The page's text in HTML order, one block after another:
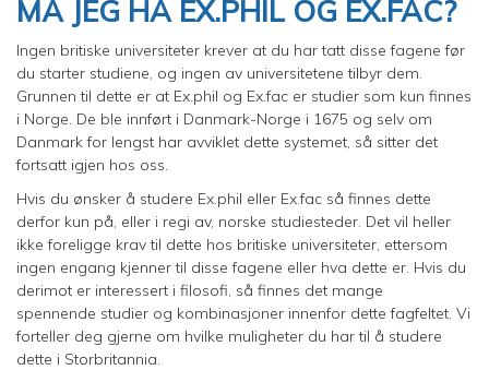
MÅ JEG HA EX.PHIL OG EX.FAC?
Ingen britiske universiteter krever at du har tatt disse fagene før
du starter studiene, og ingen av universitetene tilbyr dem.
Grunnen til dette er at Ex.phil og Ex.fac er studier som kun finnes
i Norge. De ble innført i Danmark-Norge i 1675 og selv om
Danmark for lengst har avviklet dette systemet, så sitter det
fortsatt igjen hos oss.
Hvis du ønsker å studere Ex.phil eller Ex.fac så finnes dette
derfor kun på, eller i regi av, norske studiesteder. Det vil heller
ikke foreligge krav til dette hos britiske universiteter, ettersom
ingen engang kjenner til disse fagene eller hva dette er. Hvis du
derimot er interessert i filosofi, så finnes det mange
spennende studier og kombinasjoner innenfor dette fagfeltet. Vi
forteller deg gjerne om hvilke muligheter du har til å studere
dette i Storbritannia.